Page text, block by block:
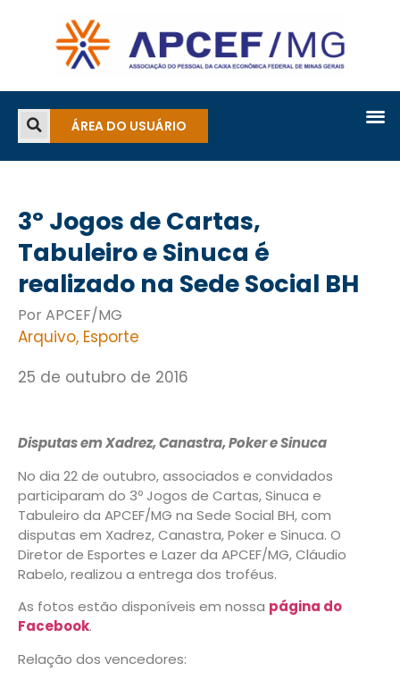
ÁREA DO USUÁRIO
3º Jogos de Cartas,
Tabuleiro e Sinuca é
realizado na Sede Social BH
Por APCEF/MG
Arquivo, Esporte
25 de outubro de 2016
Disputas em Xadrez, Canastra, Poker e Sinuca
No dia 22 de outubro, associados e convidados
participaram do 3º Jogos de Cartas, Sinuca e
Tabuleiro da APCEF/MG na Sede Social BH, com
disputas em Xadrez, Canastra, Poker e Sinuca. O
Diretor de Esportes e Lazer da APCEF/MG, Cláudio
Rabelo, realizou a entrega dos troféus.
As fotos estão disponíveis em nossa página do
Facebook.
Relação dos vencedores: